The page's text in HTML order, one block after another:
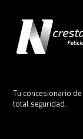
Tu concesionario
total seguridad.